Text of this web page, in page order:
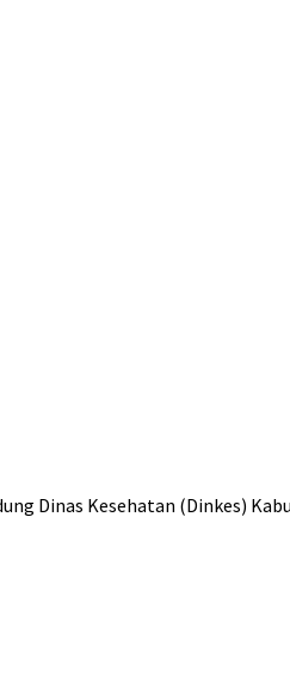
Dinas Kesehatan (Dinkes)